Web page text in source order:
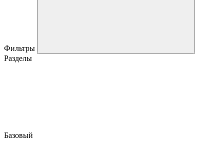
Фильтры
Разделы
Базовый